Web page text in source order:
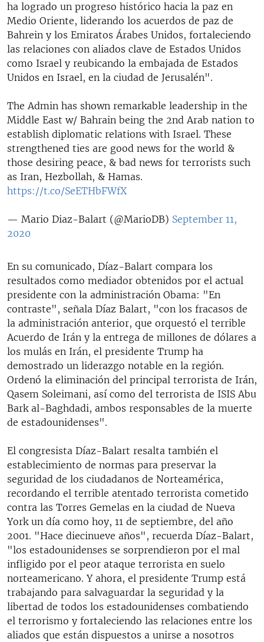
ha logrado un progreso histórico hacia la paz en
Medio Oriente, liderando los acuerdos de paz de
Bahrein y los Emiratos Árabes Unidos, fortaleciendo
las relaciones con aliados clave de Estados Unidos
como Israel y reubicando la embajada de Estados
Unidos en Israel, en la ciudad de Jerusalén".
The Admin has shown remarkable leadership in the
Middle East w/ Bahrain being the 2nd Arab nation to
establish diplomatic relations with Israel. These
strengthened ties are good news for the world &
those desiring peace, & bad news for terrorists such
as Iran, Hezbollah, & Hamas.
https://t.co/SeETHbFWfX
— Mario Diaz-Balart (@MarioDB) September 11,
2020
En su comunicado, Díaz-Balart compara los
resultados como mediador obtenidos por el actual
presidente con la administración Obama: "En
contraste", señala Díaz Balart, "con los fracasos de
la administración anterior, que orquestó el terrible
Acuerdo de Irán y la entrega de millones de dólares a
los mulás en Irán, el presidente Trump ha
demostrado un liderazgo notable en la región.
Ordenó la eliminación del principal terrorista de Irán,
Qasem Soleimani, así como del terrorista de ISIS Abu
Bark al-Baghdadi, ambos responsables de la muerte
de estadounidenses".
El congresista Díaz-Balart resalta también el
establecimiento de normas para preservar la
seguridad de los ciudadanos de Norteamérica,
recordando el terrible atentado terrorista cometido
contra las Torres Gemelas en la ciudad de Nueva
York un día como hoy, 11 de septiembre, del año
2001. "Hace diecinueve años", recuerda Díaz-Balart,
"los estadounidenses se sorprendieron por el mal
infligido por el peor ataque terrorista en suelo
norteamericano. Y ahora, el presidente Trump está
trabajando para salvaguardar la seguridad y la
libertad de todos los estadounidenses combatiendo
el terrorismo y fortaleciendo las relaciones entre los
aliados que están dispuestos a unirse a nosotros